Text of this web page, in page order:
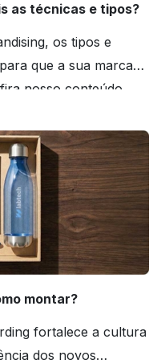
as técnicas e tipos?
os tipos e
que a sua marca
nosso conteúdo
montar?
fortalece a cultura
dos novos